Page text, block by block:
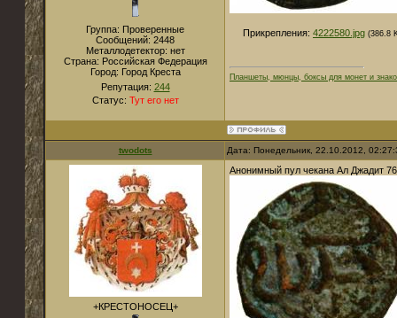
Группа: Проверенные
Сообщений: 2448
Металлодетектор: нет
Страна: Российская Федерация
Город: Город Креста
Репутация: 244
Статус: Тут его нет
Прикрепления: 4222580.jpg (386.8
Планшеты, мюнцы, боксы для монет и
twodots Дата: Понедельник, 22.10.2012,
+КРЕСТОНОСЕЦ+
Анонимный пул чекана Ал Джадит